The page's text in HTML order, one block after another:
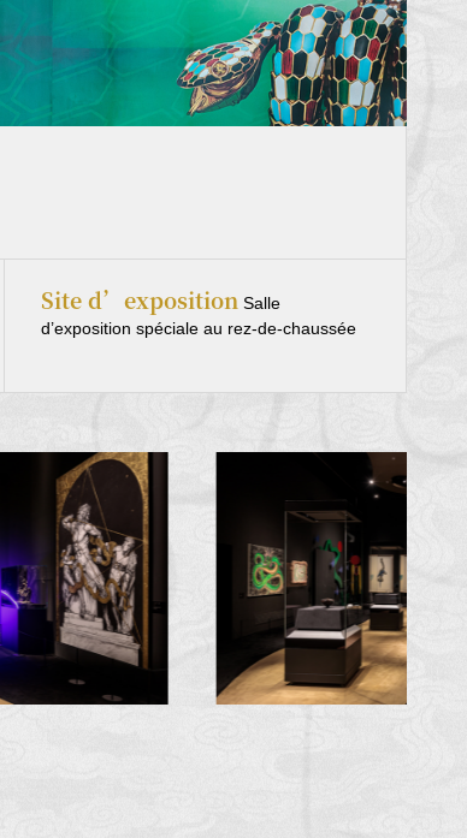
Site d’expositionSalle
d’exposition spéciale au rez-de-chaussée